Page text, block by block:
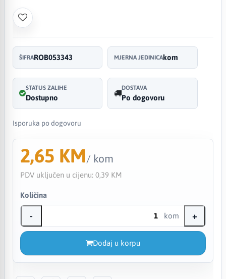
ŠIFRAROB053343 MJERNA JEDINICAkom
STATUS ZALIHE
Dostupno
DOSTAVA
Po dogovoru
Isporuka po dogovoru
2,65 KM/ kom
PDV uključen u cijenu: 0,39 KM
Količina
- kom +
Dodaj u korpu